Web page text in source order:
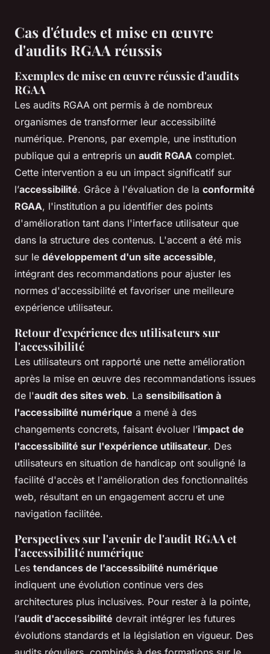
Cas d'études et mise en œuvre
d'audits RGAA réussis
Exemples de mise en œuvre réussie d'audits
RGAA
Les audits RGAA ont permis à de nombreux
organismes de transformer leur accessibilité
numérique. Prenons, par exemple, une institution
publique qui a entrepris un audit RGAA complet.
Cette intervention a eu un impact significatif sur
l’accessibilité. Grâce à l'évaluation de la conformité
RGAA, l'institution a pu identifier des points
d'amélioration tant dans l'interface utilisateur que
dans la structure des contenus. L'accent a été mis
sur le développement d'un site accessible,
intégrant des recommandations pour ajuster les
normes d'accessibilité et favoriser une meilleure
expérience utilisateur.
Retour d'expérience des utilisateurs sur
l'accessibilité
Les utilisateurs ont rapporté une nette amélioration
après la mise en œuvre des recommandations issues
de l'audit des sites web. La sensibilisation à
l'accessibilité numérique a mené à des
changements concrets, faisant évoluer l’impact de
l'accessibilité sur l'expérience utilisateur. Des
utilisateurs en situation de handicap ont souligné la
facilité d'accès et l'amélioration des fonctionnalités
web, résultant en un engagement accru et une
navigation facilitée.
Perspectives sur l'avenir de l'audit RGAA et
l'accessibilité numérique
Les tendances de l'accessibilité numérique
indiquent une évolution continue vers des
architectures plus inclusives. Pour rester à la pointe,
l’audit d'accessibilité devrait intégrer les futures
évolutions standards et la législation en vigueur. Des